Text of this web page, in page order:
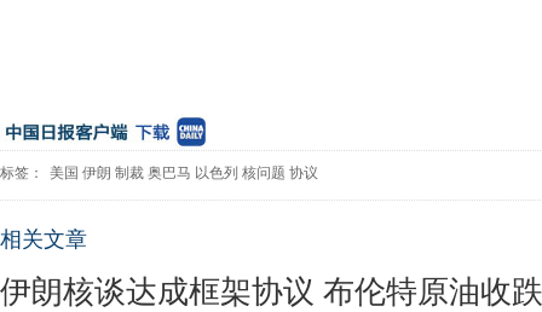
标签： 美国 伊朗 制裁 奥巴马 以色列 核问题 协议
相关文章
伊朗核谈达成框架协议 布伦特原油收